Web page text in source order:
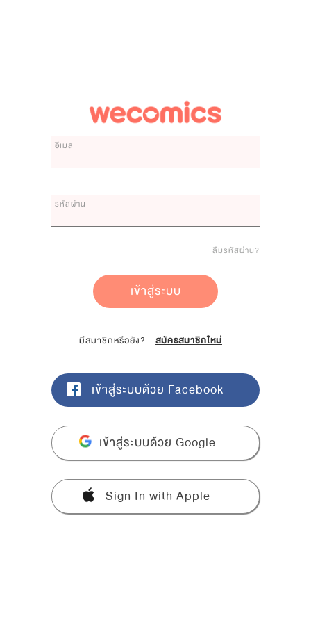
อีเมล
รหัสผ่าน
ลืมรหัสผ่าน?
เข้าสู่ระบบ
มีสมาชิกหรือยัง? สมัครสมาชิกใหม่
เข้าสู่ระบบด้วย Facebook
เข้าสู่ระบบด้วย Google
Sign In with Apple